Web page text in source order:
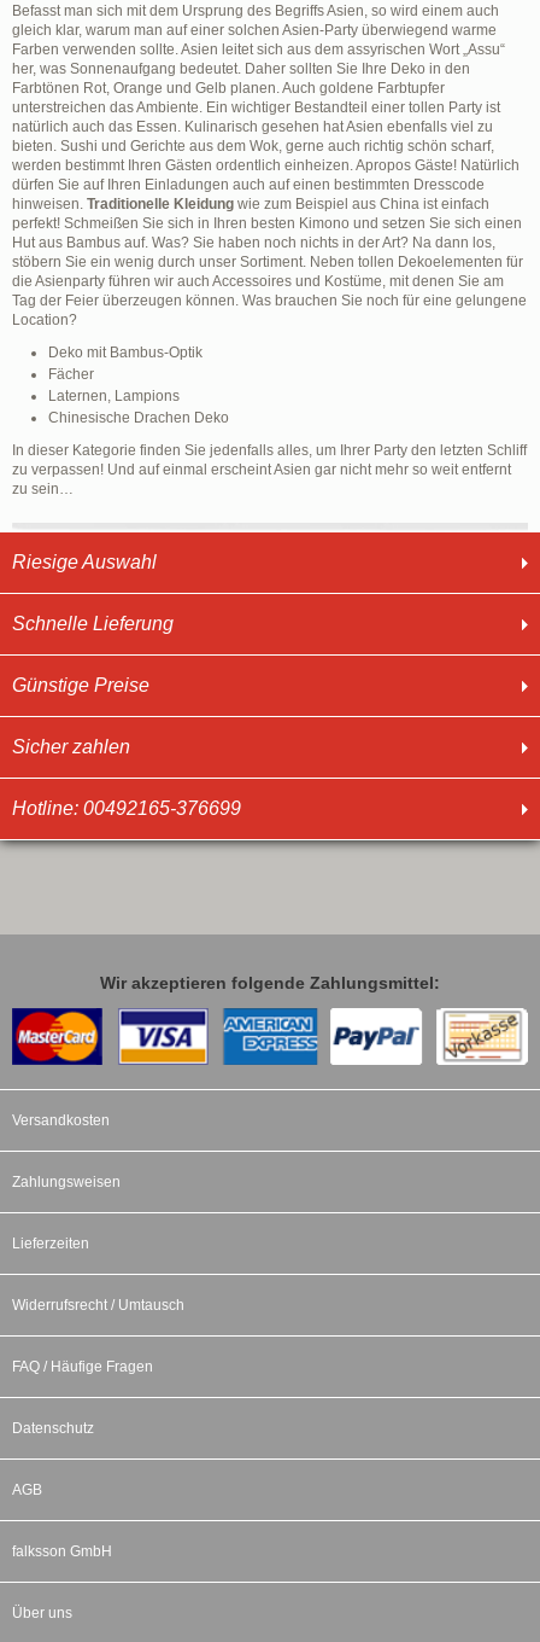
Riesige Auswahl
Schnelle Lieferung
Günstige Preise
Sicher zahlen
Hotline: 00492165-376699
Befasst man sich mit dem Ursprung des Begriffs Asien, so wird einem auch
gleich klar, warum man auf einer solchen Asien-Party überwiegend warme
Farben verwenden sollte. Asien leitet sich aus dem assyrischen Wort „Assu“
her, was Sonnenaufgang bedeutet. Daher sollten Sie Ihre Deko in den
Farbtönen Rot, Orange und Gelb planen. Auch goldene Farbtupfer
unterstreichen das Ambiente. Ein wichtiger Bestandteil einer tollen Party ist
natürlich auch das Essen. Kulinarisch gesehen hat Asien ebenfalls viel zu
bieten. Sushi und Gerichte aus dem Wok, gerne auch richtig schön scharf,
werden bestimmt Ihren Gästen ordentlich einheizen. Apropos Gäste! Natürlich
dürfen Sie auf Ihren Einladungen auch auf einen bestimmten Dresscode
hinweisen. Traditionelle Kleidung wie zum Beispiel aus China ist einfach
perfekt! Schmeißen Sie sich in Ihren besten Kimono und setzen Sie sich einen
Hut aus Bambus auf. Was? Sie haben noch nichts in der Art? Na dann los,
stöbern Sie ein wenig durch unser Sortiment. Neben tollen Dekoelementen für
die Asienparty führen wir auch Accessoires und Kostüme, mit denen Sie am
Tag der Feier überzeugen können. Was brauchen Sie noch für eine gelungene
Location?
Deko mit Bambus-Optik
Fächer
Laternen, Lampions
Chinesische Drachen Deko
In dieser Kategorie finden Sie jedenfalls alles, um Ihrer Party den letzten Schliff
zu verpassen! Und auf einmal erscheint Asien gar nicht mehr so weit entfernt
zu sein…
Wir akzeptieren folgende Zahlungsmittel:
Versandkosten
Zahlungsweisen
Lieferzeiten
Widerrufsrecht / Umtausch
FAQ / Häufige Fragen
Datenschutz
AGB
falksson GmbH
Über uns